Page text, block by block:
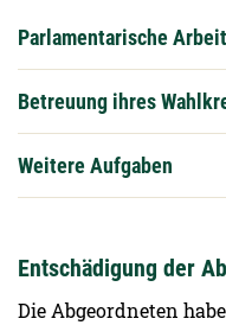
Parlamentarische Arbeit
Betreuung ihres
Weitere Aufgaben
Entschädigung der
Die Abgeordneten